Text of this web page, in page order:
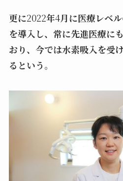
更に2022年4月に医療レベ
を導入し、常に先進医療に
おり、今では水素吸入を受
るという。